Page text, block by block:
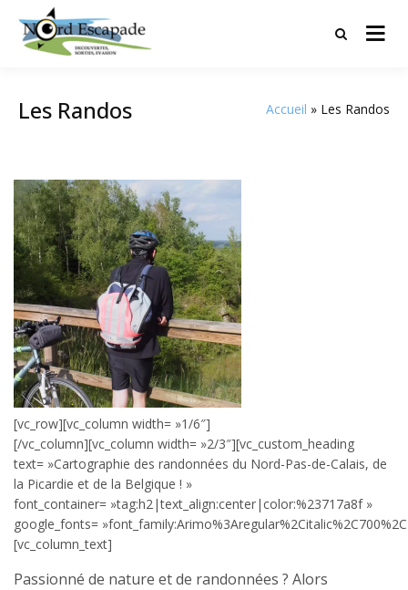
Tourisme et randonnées en Hauts
Les Randos Accueil Les Randos
[vc_row][vc_column width= »1/6″]
[/vc_column][vc_column width= »2/3″][vc_custom_heading
text= »Cartographie des randonnées du Nord-Pas-de-Calais, de
la Picardie et de la Belgique ! »
font_container= »tag:h2|text_align:center|color:%23717a8f »
google_fonts=
[vc_column_text]
Passionné de nature et de randonnées ? Alors